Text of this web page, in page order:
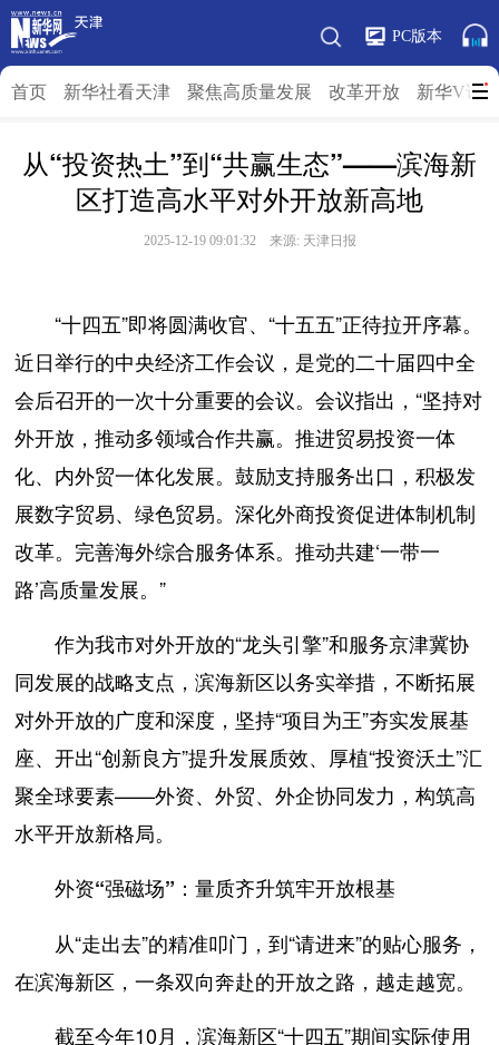
PC版本
首页 新华社看天津 聚焦高质量发展 改革开放 新华V访
从“投资热土”到“共赢生态”——滨海新
区打造高水平对外开放新高地
2025-12-19 09:01:32 来源: 天津日报
“十四五”即将圆满收官、“十五五”正待拉开序幕。
近日举行的中央经济工作会议，是党的二十届四中全
会后召开的一次十分重要的会议。会议指出，“坚持对
外开放，推动多领域合作共赢。推进贸易投资一体
化、内外贸一体化发展。鼓励支持服务出口，积极发
展数字贸易、绿色贸易。深化外商投资促进体制机制
改革。完善海外综合服务体系。推动共建‘一带一
路’高质量发展。”
作为我市对外开放的“龙头引擎”和服务京津冀协
同发展的战略支点，滨海新区以务实举措，不断拓展
对外开放的广度和深度，坚持“项目为王”夯实发展基
座、开出“创新良方”提升发展质效、厚植“投资沃土”汇
聚全球要素——外资、外贸、外企协同发力，构筑高
水平开放新格局。
外资“强磁场”：量质齐升筑牢开放根基
从“走出去”的精准叩门，到“请进来”的贴心服务，
在滨海新区，一条双向奔赴的开放之路，越走越宽。
截至今年10月，滨海新区“十四五”期间实际使用